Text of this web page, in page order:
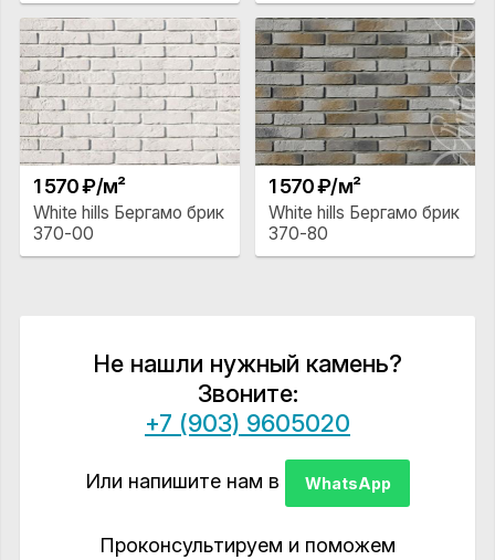
1 570 ₽/м²
White hills Бергамо брик
370-00
1 570 ₽/м²
White hills Бергамо брик
370-80
Не нашли нужный камень?
Звоните:
+7 (903) 9605020
Или напишите нам в WhatsApp
Проконсультируем и поможем